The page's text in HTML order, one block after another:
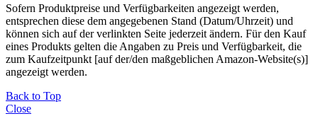
Sofern Produktpreise und Verfügbarkeiten angezeigt werden,
entsprechen diese dem angegebenen Stand (Datum/Uhrzeit) und
können sich auf der verlinkten Seite jederzeit ändern. Für den Kauf
eines Produkts gelten die Angaben zu Preis und Verfügbarkeit, die
zum Kaufzeitpunkt [auf der/den maßgeblichen Amazon-Website(s)]
angezeigt werden.
Back to Top
Close